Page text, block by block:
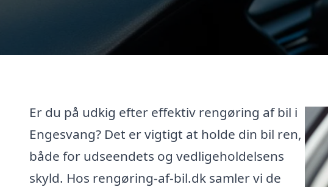
Er du på udkig efter effektiv rengøring af bil i
Engesvang? Det er vigtigt at holde din bil ren,
både for udseendets og vedligeholdelsens
skyld. Hos rengøring-af-bil.dk samler vi de